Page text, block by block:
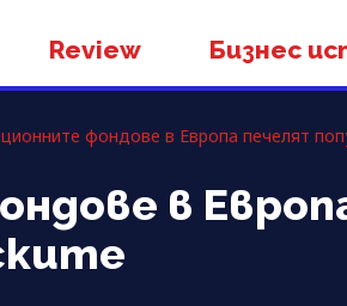
Review Бизнес
фондове в Европа печелят
в